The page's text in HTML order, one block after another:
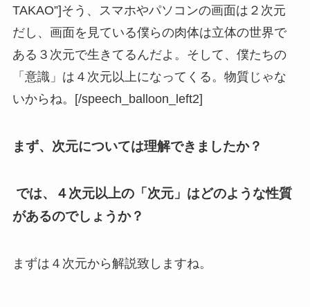
TAKAO”]そう、スマホやパソコンの画面は２次元
だし、画面を見ている僕らの肉体は立体の世界で
ある３次元で生きてるんだよ。そして、僕たちの
「意識」は４次元以上になってくる。物質じゃな
いからね。[/speech_balloon_left2]
まず、次元については理解できましたか？
では、４次元以上の「次元」はどのような性質
があるのでしょうか？
まずは４次元から解説致しますね。